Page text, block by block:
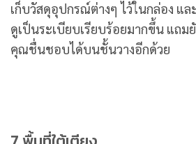
เก็บวัสดุอุปกรณ์ต่างๆ ไว้ในกล่อง แล
ดูเป็นระเบียบเรียบร้อยมากขึ้น แถม
คุณชื่นชอบได้บนชั้นวางอีกด้วย